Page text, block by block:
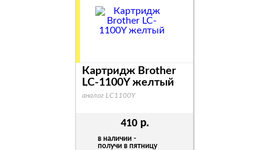
410 р.
в наличии -
получи в пятницу
Картридж Brother
LC-1100Y желтый
аналог LC1100Y